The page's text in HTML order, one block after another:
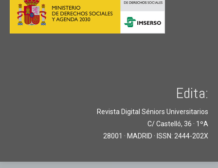
Edita:
Revista Digital Séniors Universitarios
C/ Castelló, 36 · 1ºA
28001 · MADRID · ISSN: 2444-202X